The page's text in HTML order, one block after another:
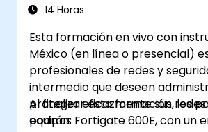
14 Horas
Esta formación en vivo con
México (en línea o presencial)
profesionales de redes y
intermedio que deseen
proteger eficazmente sus
equipos Fortigate 600E, con un
Al finalizar esta formación, los
podrán: